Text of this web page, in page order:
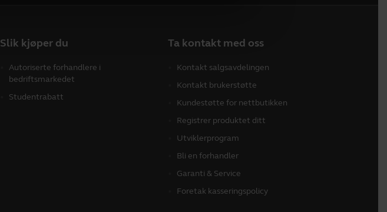
Slik kjøper du
Autoriserte forhandlere i
bedriftsmarkedet
Studentrabatt
Ta kontakt med oss
Kontakt salgsavdelingen
Kontakt brukerstøtte
Kundestøtte for nettbutikken
Registrer produktet ditt
Utviklerprogram
Bli en forhandler
Garanti & Service
Foretak kasseringspolicy